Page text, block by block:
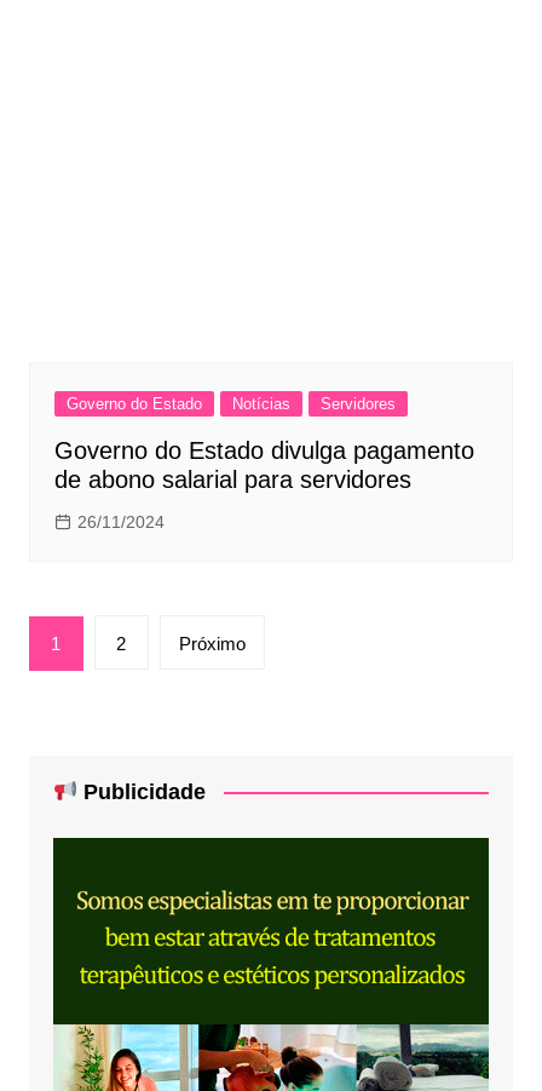
Governo do Estado Notícias Servidores
Governo do Estado divulga pagamento
de abono salarial para servidores
26/11/2024
Paginação
de
1 2 Próximo
Publicidade